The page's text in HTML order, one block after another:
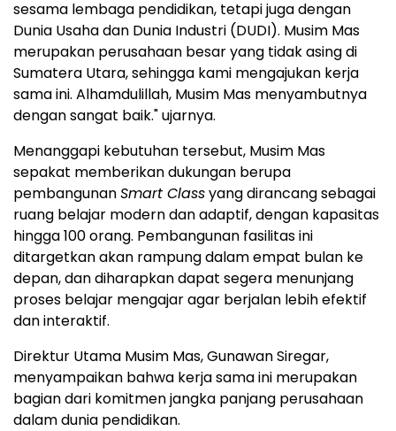
sesama lembaga pendidikan, tetapi juga dengan
Dunia Usahadan Dunia Industri (DUDI). Musim Mas
merupakan perusahaan besar yang tidak asing di
Sumatera Utara, sehingga kami mengajukan kerja
sama ini. Alhamdulillah, Musim Mas menyambutnya
dengan sangat baik." ujarnya.
Menanggapi kebutuhan tersebut, Musim Mas
sepakat memberikan dukungan berupa
pembangunanSmart Classyang dirancang sebagai
ruang belajar modern dan adaptif, dengan kapasitas
hingga 100 orang. Pembangunan fasilitas ini
ditargetkan akan rampung dalam empat bulan ke
depan, dan diharapkan dapat segera menunjang
proses belajar mengajar agar berjalan lebih efektif
dan interaktif.
Direktur Utama Musim Mas,Gunawan Siregar,
menyampaikan bahwa kerja sama ini merupakan
bagian dari komitmen jangka panjang perusahaan
dalam dunia pendidikan.